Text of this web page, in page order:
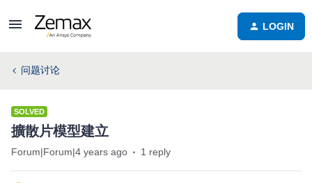
LOGIN
问题讨论
SOLVED
擴散片模型建立
Forum|Forum|4 years ago 1 reply